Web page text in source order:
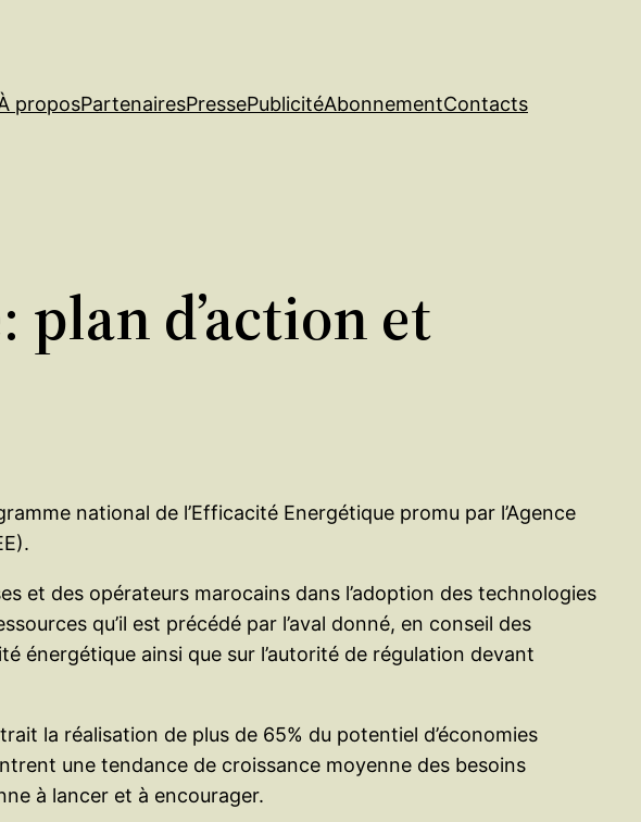
proposPartenairesPressePublicitéAbonnementContacts
plan d’action et
national de l’Efficacité Energétique promu par l’Agence
et des opérateurs marocains dans l’adoption des technologies
qu’il est précédé par l’aval donné, en conseil des
énergétique ainsi que sur l’autorité de régulation devant
la réalisation de plus de 65% du potentiel d’économies
une tendance de croissance moyenne des besoins
à lancer et à encourager.